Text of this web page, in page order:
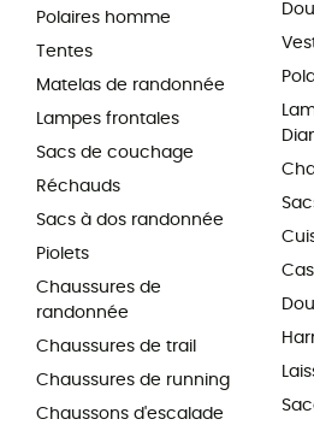
Polaires homme
Tentes
Matelas de randonnée
Lampes frontales
Sacs de couchage
Réchauds
Sacs à dos randonnée
Piolets
Chaussures de
randonnée
Chaussures de trail
Chaussures de running
Chaussons d'escalade